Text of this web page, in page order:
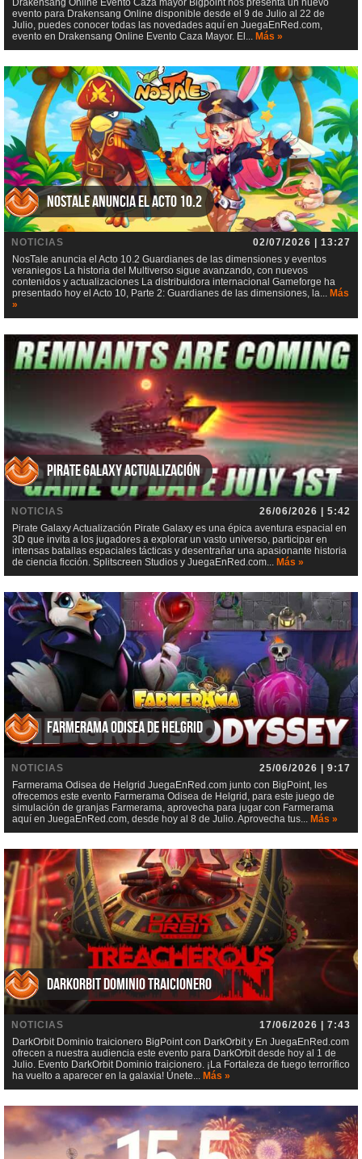
evento para Drakensang Online disponible desde el 9 de Julio al 22 de
Julio, puedes conocer todas las novedades aquí en JuegaEnRed.com,
evento en Drakensang Online Evento Caza Mayor. El... Más »
NosTale anuncia el Acto 10.2
NOTICIAS
02/07/2026 | 13:27
NosTale anuncia el Acto 10.2 Guardianes de las dimensiones y eventos
veraniegos La historia del Multiverso sigue avanzando, con nuevos
contenidos y actualizaciones La distribuidora internacional Gameforge ha
presentado hoy el Acto 10, Parte 2: Guardianes de las dimensiones, la... Más
»
Pirate Galaxy Actualización
NOTICIAS
26/06/2026 | 5:42
Pirate Galaxy Actualización Pirate Galaxy es una épica aventura espacial en
3D que invita a los jugadores a explorar un vasto universo, participar en
intensas batallas espaciales tácticas y desentrañar una apasionante historia
de ciencia ficción. Splitscreen Studios y JuegaEnRed.com... Más »
Farmerama Odisea de Helgrid
NOTICIAS
25/06/2026 | 9:17
Farmerama Odisea de Helgrid JuegaEnRed.com junto con BigPoint, les
ofrecemos este evento Farmerama Odisea de Helgrid, para este juego de
simulación de granjas Farmerama, aprovecha para jugar con Farmerama
aquí en JuegaEnRed.com, desde hoy al 8 de Julio. Aprovecha tus... Más »
DarkOrbit Dominio traicionero
NOTICIAS
17/06/2026 | 7:43
DarkOrbit Dominio traicionero BigPoint con DarkOrbit y En JuegaEnRed.com
ofrecen a nuestra audiencia este evento para DarkOrbit desde hoy al 1 de
Julio. Evento DarkOrbit Dominio traicionero. ¡La Fortaleza de fuego terrorífico
ha vuelto a aparecer en la galaxia! Únete... Más »